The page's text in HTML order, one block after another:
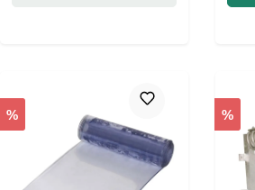
% %